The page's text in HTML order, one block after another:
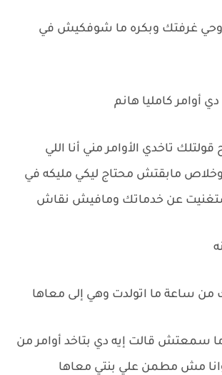
غرفتك وبكره ما شوفكيش في
دي أوامر كامليا هانم
قولتلك تاخدي الأوامر مني أنا اللي
مابقتش محتاج ليكي مليكه في
عن خدماتك ومافيش نقاش
من ساعة ما اتولدت وهي إلى معاها
سمعتش قالت إيه دي بتاخد أوامر من
مش مطمن علي بنتي معاها